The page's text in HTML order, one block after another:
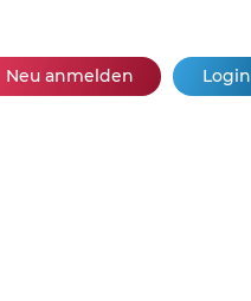
Neu anmelden Login